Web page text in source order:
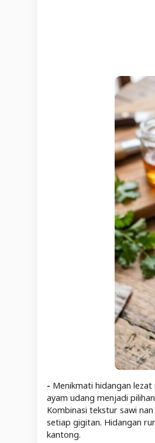
- Menikmati hidangan
ayam udang menjadi
Kombinasi tekstur sawi
setiap gigitan. Hidangan
kantong.